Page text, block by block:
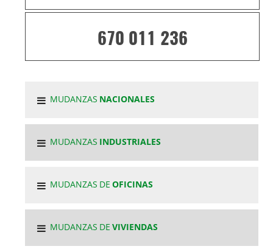
670 011 236
MUDANZAS NACIONALES
MUDANZAS INDUSTRIALES
MUDANZAS DEOFICINAS
MUDANZAS DEVIVIENDAS